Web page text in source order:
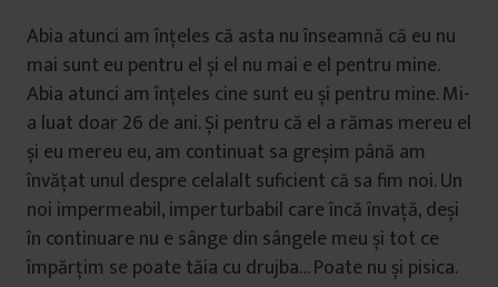
Abia atunci am înțeles că asta nu înseamnă că eu nu
mai sunt eu pentru el și el nu mai e el pentru mine.
Abia atunci am înțeles cine sunt eu și pentru mine. Mi-
a luat doar 26 de ani. Și pentru că el a rămas mereu el
și eu mereu eu, am continuat sa greșim până am
învățat unul despre celalalt suficient că sa fim noi. Un
noi impermeabil, imperturbabil care încă învață, deși
în continuare nu e sânge din sângele meu și tot ce
împărțim se poate tăia cu drujba… Poate nu și pisica.